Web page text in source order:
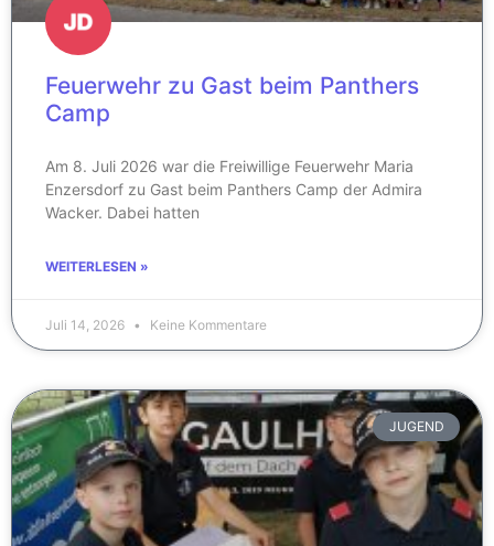
Feuerwehr zu Gast beim Panthers
Camp
Am 8. Juli 2026 war die Freiwillige Feuerwehr Maria
Enzersdorf zu Gast beim Panthers Camp der Admira
Wacker. Dabei hatten
WEITERLESEN »
Juli 14, 2026 Keine Kommentare
JUGEND